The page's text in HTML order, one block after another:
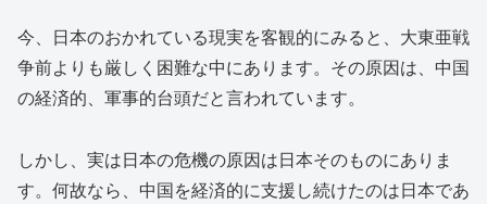
今、日本のおかれている現実を客観的にみると、大東亜戦
争前よりも厳しく困難な中にあります。その原因は、中国
の経済的、軍事的台頭だと言われています。
しかし、実は日本の危機の原因は日本そのものにありま
す。何故なら、中国を経済的に支援し続けたのは日本であ